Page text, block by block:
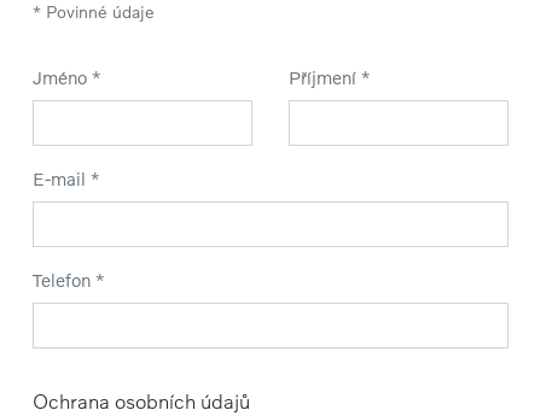
* Povinné údaje
Jméno * Příjmení *
E-mail *
Telefon *
Ochrana osobních údajů